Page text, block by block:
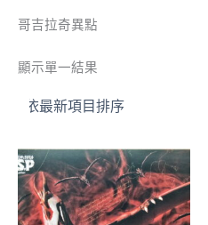
哥吉拉奇異點
顯示單一結果